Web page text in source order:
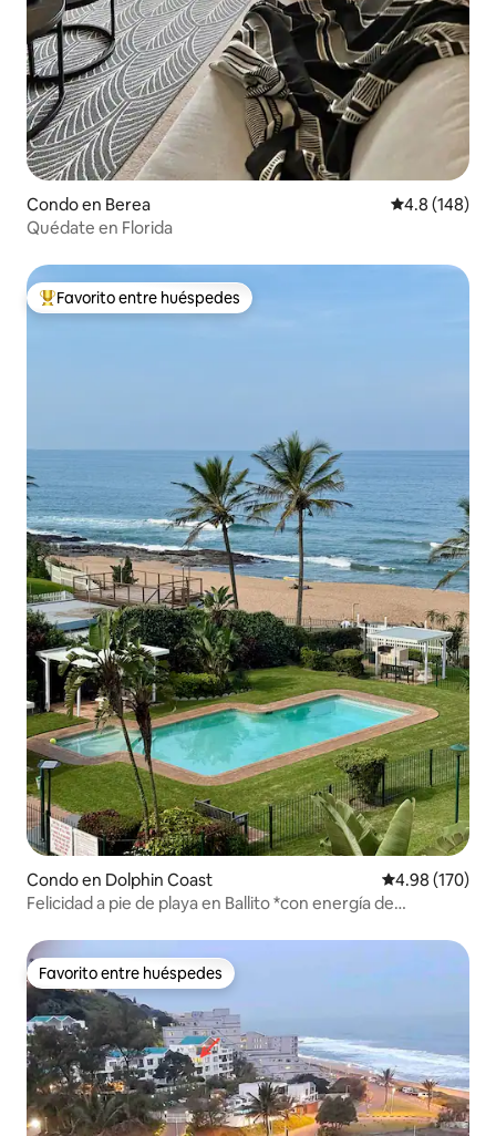
Condo en Berea Calificación
4.8 (148)
Quédate en Florida
Favorito entre huéspedes preferido
Favorito entre huéspedes
Condo en Dolphin Coast Calificación
4.98 (170)
Felicidad a pie de playa en Ballito *con energía de
Favorito entre huéspedes
Favorito entre huéspedes